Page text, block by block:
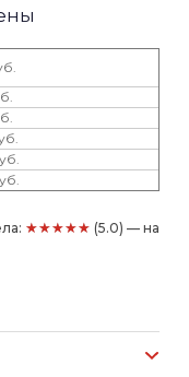
★★★★★ (5.0) — на